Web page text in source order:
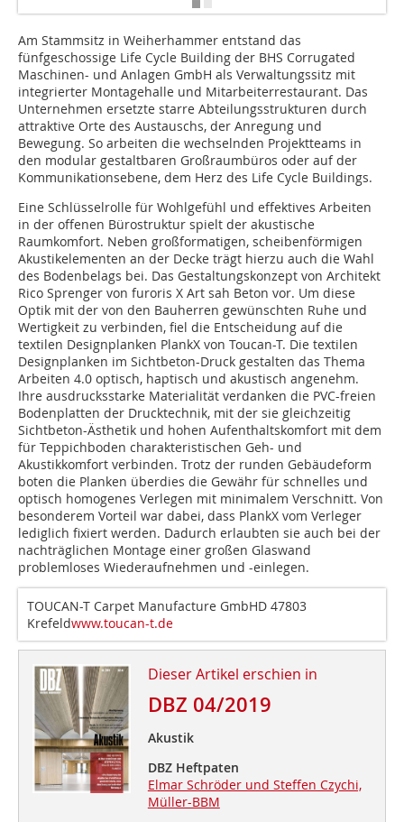
Am Stammsitz in Weiherhammer entstand das
fünfgeschossige Life Cycle Building der BHS Corrugated
Maschinen- und Anlagen GmbH als Verwaltungssitz mit
integrierter Montagehalle und Mitarbeiterrestaurant. Das
Unternehmen ersetzte starre Abteilungsstrukturen durch
attraktive Orte des Austauschs, der Anregung und
Bewegung. So arbeiten die wechselnden Projektteams in
den modular gestaltbaren Großraumbüros oder auf der
Kommunikationsebene, dem Herz des Life Cycle Buildings.
Eine Schlüsselrolle für Wohlgefühl und effektives Arbeiten
in der offenen Bürostruktur spielt der akustische
Raumkomfort. Neben großformatigen, scheibenförmigen
Akustikelementen an der Decke trägt hierzu auch die Wahl
des Bodenbelags bei. Das Gestaltungskonzept von Architekt
Rico Sprenger von furoris X Art sah Beton vor. Um diese
Optik mit der von den Bauherren gewünschten Ruhe und
Wertigkeit zu verbinden, fiel die Entscheidung auf die
textilen Designplanken PlankX von Toucan-T. Die textilen
Designplanken im Sichtbeton-Druck gestalten das Thema
Arbeiten 4.0 optisch, haptisch und akustisch angenehm.
Ihre ausdrucksstarke Materialität verdanken die PVC-freien
Bodenplatten der Drucktechnik, mit der sie gleichzeitig
Sichtbeton-Ästhetik und hohen Aufenthaltskomfort mit dem
für Teppichboden charakteristischen Geh- und
Akustikkomfort verbinden. Trotz der runden Gebäudeform
boten die Planken überdies die Gewähr für schnelles und
optisch homogenes Verlegen mit minimalem Verschnitt. Von
besonderem Vorteil war dabei, dass PlankX vom Verleger
lediglich fixiert werden. Dadurch erlaubten sie auch bei der
nachträglichen Montage einer großen Glaswand
problemloses Wiederaufnehmen und -einlegen.
TOUCAN-T Carpet Manufacture GmbHD 47803
Krefeldwww.toucan-t.de
Dieser Artikel erschien in
DBZ 04/2019
Akustik
DBZ Heftpaten
Elmar Schröder und Steffen Czychi,
Müller-BBM